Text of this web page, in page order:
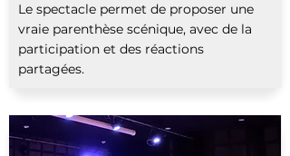
Le spectacle permet de proposer une
vraie parenthèse scénique, avec de la
participation et des réactions
partagées.